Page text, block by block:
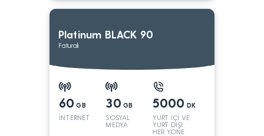
Platinum BLACK 90
Faturalı
60 GB
İNTERNET
30 GB
SOSYAL
MEDYA
5000 DK
YURT İÇİ VE
YURT DIŞI
HER YÖNE